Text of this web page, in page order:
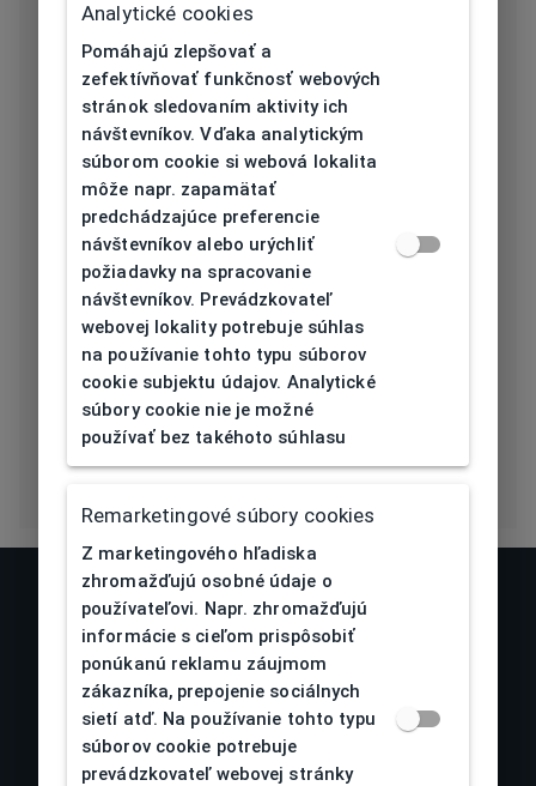
[mm]
Dĺžka stranice
[mm]
145
Typ nosníka Plast
Prehnutie
očnice [báza]
4,5
Flex Nie
Eco Friendly Nie
Analytické cookies
Pomáhajú zlepšovať a
zefektívňovať funkčnosť webových
stránok sledovaním aktivity ich
návštevníkov. Vďaka analytickým
súborom cookie si webová lokalita
môže napr. zapamätať
predchádzajúce preferencie
návštevníkov alebo urýchliť
požiadavky na spracovanie
návštevníkov. Prevádzkovateľ
webovej lokality potrebuje súhlas
na používanie tohto typu súborov
cookie subjektu údajov. Analytické
súbory cookie nie je možné
používať bez takéhoto súhlasu
Remarketingové súbory cookies
Z marketingového hľadiska
zhromažďujú osobné údaje o
používateľovi. Napr. zhromažďujú
informácie s cieľom prispôsobiť
ponúkanú reklamu záujmom
zákazníka, prepojenie sociálnych
sietí atď. Na používanie tohto typu
súborov cookie potrebuje
prevádzkovateľ webovej stránky